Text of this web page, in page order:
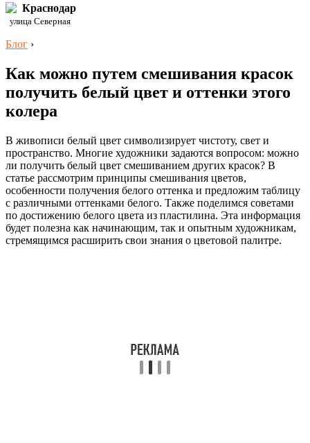
Краснодар
улица Северная
Блог ›
Как можно путем смешивания красок
получить белый цвет и оттенки этого
колера
В живописи белый цвет символизирует чистоту, свет и
пространство. Многие художники задаются вопросом: можно
ли получить белый цвет смешиванием других красок? В
статье рассмотрим принципы смешивания цветов,
особенности получения белого оттенка и предложим таблицу
с различными оттенками белого. Также поделимся советами
по достижению белого цвета из пластилина. Эта информация
будет полезна как начинающим, так и опытным художникам,
стремящимся расширить свои знания о цветовой палитре.